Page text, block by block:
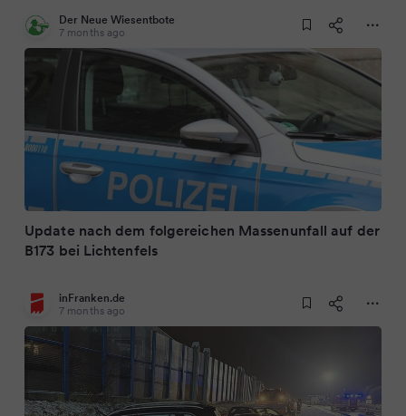
Der Neue Wiesentbote
7 months ago
Update nach dem folgereichen Massenunfall auf der
B173 bei Lichtenfels
inFranken.de
7 months ago